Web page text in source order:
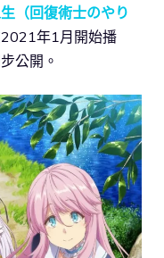
（回復術士のやり
年1月開始播
公開。